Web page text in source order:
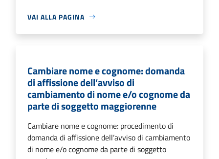
VAI ALLA PAGINA
Cambiare nome e cognome: domanda
di affissione dell’avviso di
cambiamento di nome e/o cognome da
parte di soggetto maggiorenne
Cambiare nome e cognome: procedimento di
domanda di affissione dell’avviso di cambiamento
di nome e/o cognome da parte di soggetto